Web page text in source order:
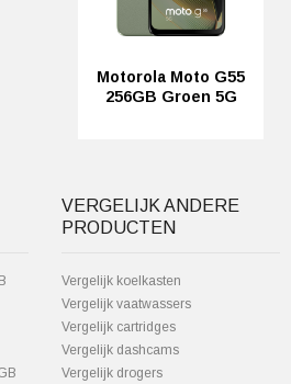
Motorola Moto G55
256GB Groen 5G
VERGELIJK ANDERE
PRODUCTEN
Vergelijk koelkasten
Vergelijk vaatwassers
Vergelijk cartridges
Vergelijk dashcams
Vergelijk drogers